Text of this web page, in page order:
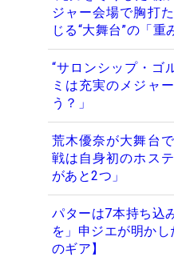
ジャー会場で胸打
じる“大舞台”の「重
“サロンシップ・ゴ
ミは充実のメジャ
う？」
荒木優奈が大舞台
戦は自身初のホス
があと2つ」
パターは7本持ち
を」申ジエが明か
のギア】